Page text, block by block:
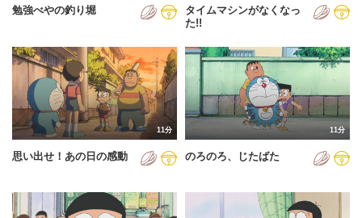
あいうえお順(降順)
動画が長い順
動画が短い順
2008年
2011年
2012年
2013年
2014年
勉強べやの釣り堀
タイムマシンがなくなっ
た!!
11分
思い出せ！あの日の感動
11分
のろのろ、じたばた